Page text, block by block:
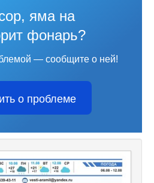
яма на
фонарь?
— сообщите о ней!
о проблеме